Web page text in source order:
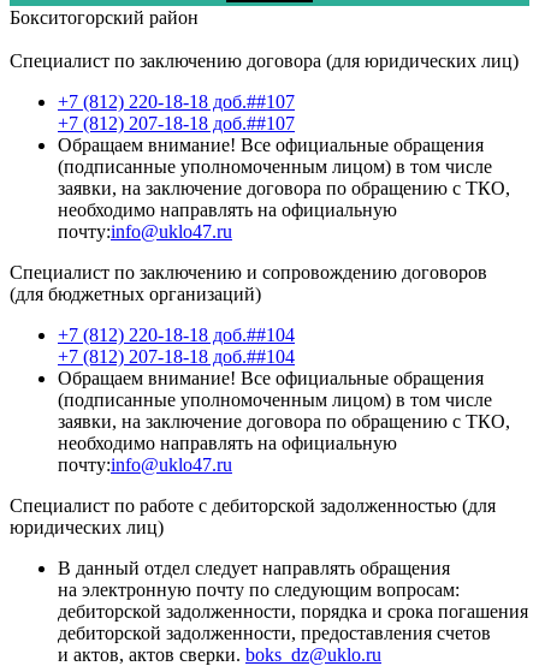
Бокситогорский район
Специалист по заключению договора (для юридических лиц)
+7 (812) 220-18-18 доб.##107
+7 (812) 207-18-18 доб.##107
Обращаем внимание! Все официальные обращения
(подписанные уполномоченным лицом) в том числе
заявки, на заключение договора по обращению с ТКО,
необходимо направлять на официальную
почту:info@uklo47.ru
Специалист по заключению и сопровождению договоров
(для бюджетных организаций)
+7 (812) 220-18-18 доб.##104
+7 (812) 207-18-18 доб.##104
Обращаем внимание! Все официальные обращения
(подписанные уполномоченным лицом) в том числе
заявки, на заключение договора по обращению с ТКО,
необходимо направлять на официальную
почту:info@uklo47.ru
Специалист по работе с дебиторской задолженностью (для
юридических лиц)
В данный отдел следует направлять обращения
на электронную почту по следующим вопросам:
дебиторской задолженности, порядка и срока погашения
дебиторской задолженности, предоставления счетов
и актов, актов сверки. boks_dz@uklo.ru